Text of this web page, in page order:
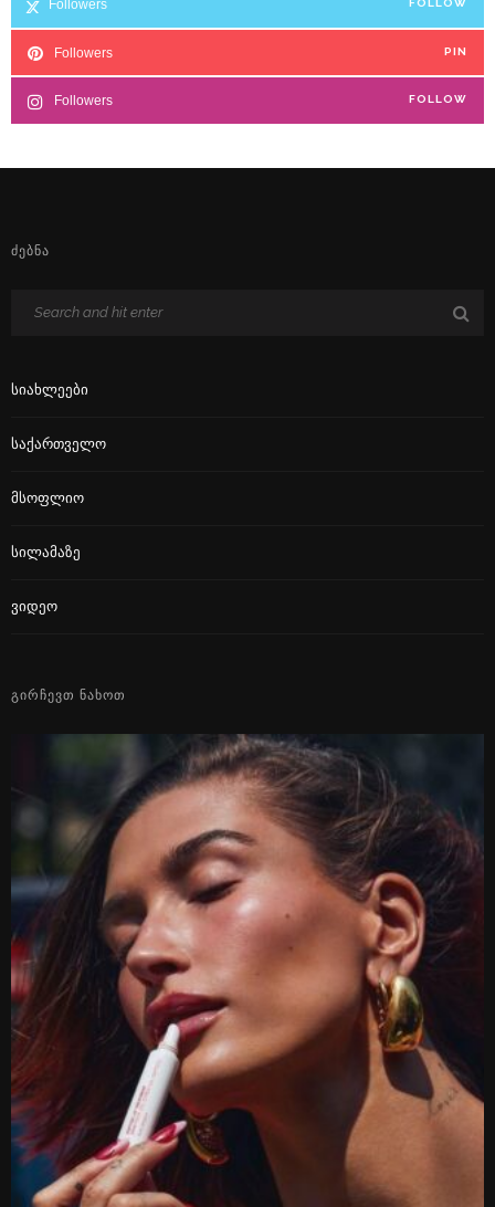
Followers FOLLOW
Followers PIN
Followers FOLLOW
ᲫᲔᲑᲜᲐ
Სიახლეები
Საქართველო
Მსოფლიო
Სილამაზე
Ვიდეო
ᲒᲘᲠᲩᲔᲕᲗ ᲜᲐᲮᲝᲗ